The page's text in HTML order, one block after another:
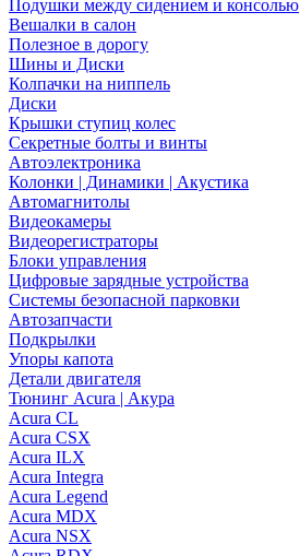
Подушки между сидением и консолью
Вешалки в салон
Полезное в дорогу
Шины и Диски
Колпачки на ниппель
Диски
Крышки ступиц колес
Секретные болты и винты
Автоэлектроника
Колонки | Динамики | Акустика
Автомагнитолы
Видеокамеры
Видеорегистраторы
Блоки управления
Цифровые зарядные устройства
Системы безопасной парковки
Автозапчасти
Подкрылки
Упоры капота
Детали двигателя
Тюнинг Acura | Акура
Acura CL
Acura CSX
Acura ILX
Acura Integra
Acura Legend
Acura MDX
Acura NSX